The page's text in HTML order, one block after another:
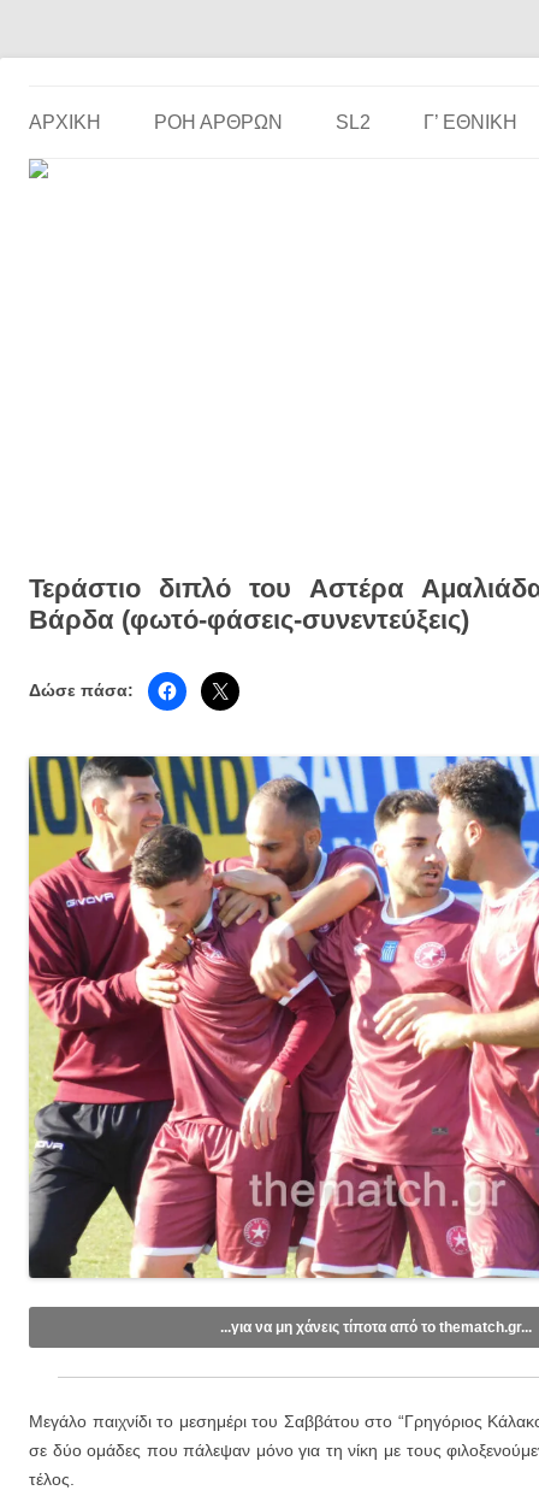
ΑΡΧΙΚΗ ΡΟΗ ΑΡΘΡΩΝ SL2 Γ’ ΕΘΝΙΚΉ
Τεράστιο διπλό του Αστέρα
Βάρδα (φωτό-φάσεις-συνεντεύξεις)
Δώσε πάσα:
...για να μη χάνεις τίποτα από το thematch.gr...
Εγγραφείτε στο κανάλι μας στοYoutube .
Εγγραφείτε στις ενημερώσεις μέσω email (1 email/ημέρα):
Μεγάλο παιχνίδι το μεσημέρι του Σαββάτου στο “Γρηγόριος
σε δύο ομάδες που πάλεψαν μόνο για τη νίκη με τους
τέλος.